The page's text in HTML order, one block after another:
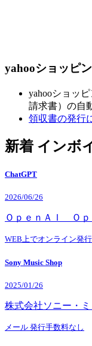
yahooショッピ
yahooショッ
請求書）の自
領収書の発行
新着 インボ
ChatGPT
2026/06/26
ＯｐｅｎＡＩ Ｏｐ
WEB上でオンライン発行
Sony Music Shop
2025/01/26
株式会社ソニー・
メール 発行手数料なし